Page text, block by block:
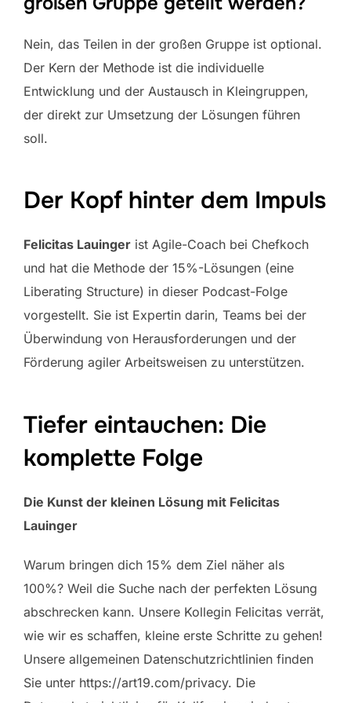
Nein, das Teilen in der großen Gruppe ist optional.
Der Kern der Methode ist die individuelle
Entwicklung und der Austausch in Kleingruppen,
der direkt zur Umsetzung der Lösungen führen
soll.
Der Kopf hinter dem Impuls
Felicitas Lauinger ist Agile-Coach bei Chefkoch
und hat die Methode der 15%-Lösungen (eine
Liberating Structure) in dieser Podcast-Folge
vorgestellt. Sie ist Expertin darin, Teams bei der
Überwindung von Herausforderungen und der
Förderung agiler Arbeitsweisen zu unterstützen.
Tiefer eintauchen: Die
komplette Folge
Die Kunst der kleinen Lösung mit Felicitas
Lauinger
Warum bringen dich 15% dem Ziel näher als
100%? Weil die Suche nach der perfekten Lösung
abschrecken kann. Unsere Kollegin Felicitas verrät,
wie wir es schaffen, kleine erste Schritte zu gehen!
Unsere allgemeinen Datenschutzrichtlinien finden
Sie unter https://art19.com/privacy. Die